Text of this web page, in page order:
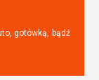
gotówką, bądź